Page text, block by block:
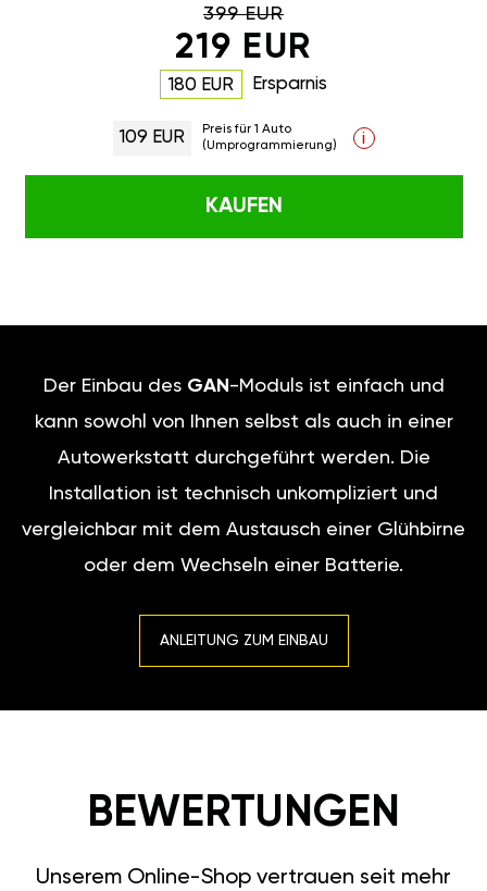
399 EUR
219 EUR
180 EUR Ersparnis
109 EUR
Preis für 1 Auto
(Umprogrammierung)
i
KAUFEN
Der Einbau des GAN -Moduls ist einfach und
kann sowohl von Ihnen selbst als auch in einer
Autowerkstatt durchgeführt werden. Die
Installation ist technisch unkompliziert und
vergleichbar mit dem Austausch einer Glühbirne
oder dem Wechseln einer Batterie.
ANLEITUNG ZUM EINBAU
BEWERTUNGEN
Unserem Online-Shop vertrauen seit mehr